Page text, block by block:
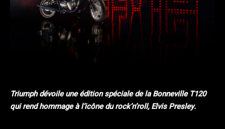
Triumph dévoile une édition spéciale de la Bonneville T120
qui rend hommage à l’icône du rock’n’roll, Elvis Presley.